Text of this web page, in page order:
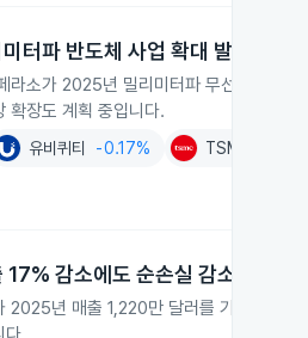
터파 반도체 사업 확대 발표
라소가 2025년 밀리미터파 무선 통신용
확장도 계획 중입니다.
유비퀴티 -0.17% TSMC(ADR)
감소에도 순손실 감소
2025년 매출 1,220만 달러를 기록했으